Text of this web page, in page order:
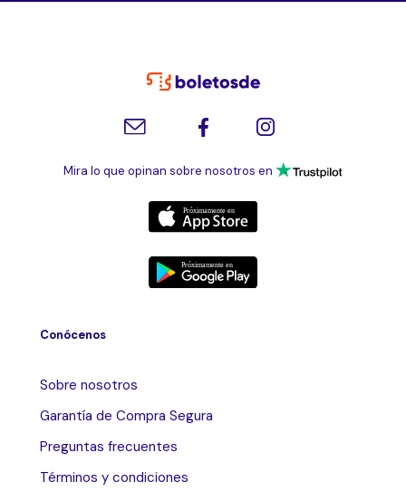
Mira lo que opinan sobre nosotros en
Conócenos
Sobre nosotros
Garantía de Compra Segura
Preguntas frecuentes
Términos y condiciones